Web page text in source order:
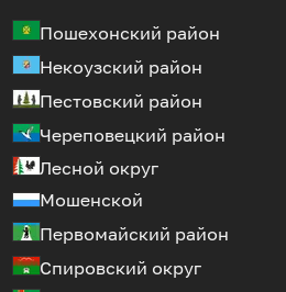
Пошехонский район
Некоузский район
Пестовский район
Череповецкий район
Лесной округ
Мошенской
Первомайский район
Спировский округ